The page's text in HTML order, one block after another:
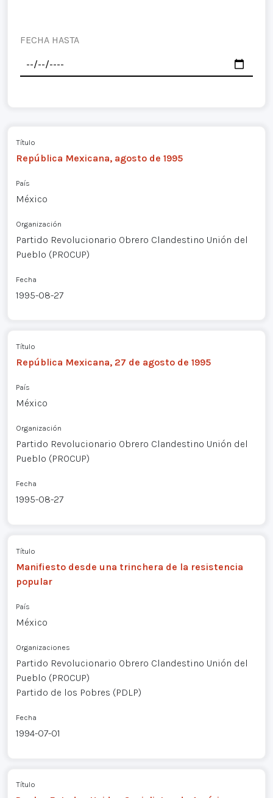
FECHA HASTA
Título
República Mexicana, agosto de 1995
País
México
Organización
Partido Revolucionario Obrero Clandestino Unión del
Pueblo (PROCUP)
Fecha
1995-08-27
Título
República Mexicana, 27 de agosto de 1995
País
México
Organización
Partido Revolucionario Obrero Clandestino Unión del
Pueblo (PROCUP)
Fecha
1995-08-27
Título
Manifiesto desde una trinchera de la resistencia
popular
País
México
Organizaciones
Partido Revolucionario Obrero Clandestino Unión del
Pueblo (PROCUP)
Partido de los Pobres (PDLP)
Fecha
1994-07-01
Título